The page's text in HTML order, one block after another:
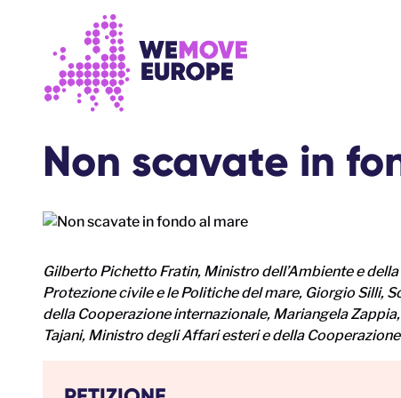
Non scavate in
Gilberto Pichetto Fratin, Ministro dell’Ambiente e
Protezione civile e le Politiche del mare, Giorgio Silli,
della Cooperazione internazionale, Mariangela
Tajani, Ministro degli Affari esteri e della